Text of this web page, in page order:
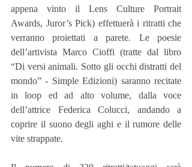
appena vinto il Lens Culture Portrait
Awards, Juror’s Pick) effettuerà i ritratti che
verranno proiettati a parete. Le poesie
dell’artivista Marco Cioffi (tratte dal libro
“Di versi animali. Sotto gli occhi distratti del
mondo” - Simple Edizioni) saranno recitate
in loop ed ad alto volume, dalla voce
dell’attrice Federica Colucci, andando a
coprire il suono degli aghi e il rumore delle
vite strappate.